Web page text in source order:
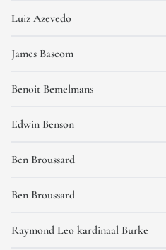
Luiz Azevedo
James Bascom
Benoit Bemelmans
Edwin Benson
Ben Broussard
Ben Broussard
Raymond Leo kardinaal Burke